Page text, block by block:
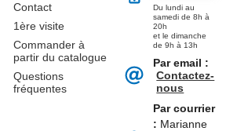
Contact
1ère visite
Commander à
partir du catalogue
Questions
fréquentes
Du lundi au
samedi de 8h à
20h
et le dimanche
de 9h à 13h
Par email :
Contactez-
nous
Par courrier
: Marianne